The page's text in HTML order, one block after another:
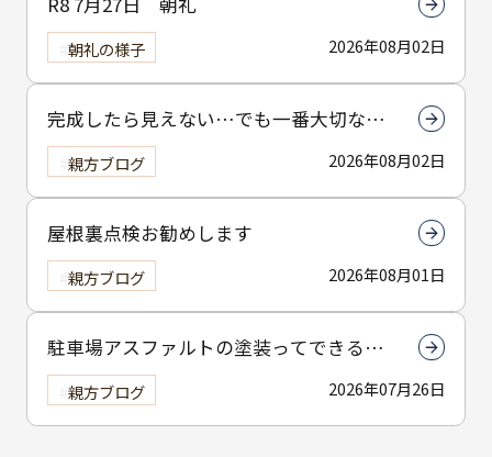
2026年08月02日
朝礼の様子
完成したら見えない…でも一番大切なん
は下塗りです
2026年08月02日
親方ブログ
屋根裏点検お勧めします
2026年08月01日
親方ブログ
駐車場アスファルトの塗装ってできる
の？
2026年07月26日
親方ブログ